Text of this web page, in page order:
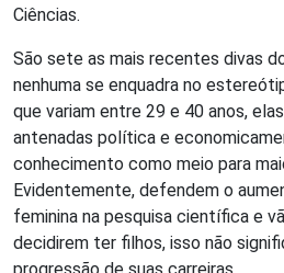
Ciências.
São sete as mais recentes divas
nenhuma se enquadra no
que variam entre 29 e 40 anos,
antenadas política e
conhecimento como meio para
Evidentemente, defendem o
feminina na pesquisa científica e
decidirem ter filhos, isso não